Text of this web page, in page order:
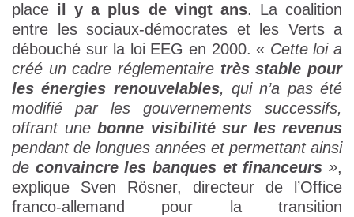
place il y a plus de vingt ans. La coalition
entre les sociaux-démocrates et les Verts a
débouché sur la loi EEG en 2000. « Cette loi a
créé un cadre réglementaire très stable pour
les énergies renouvelables, qui n’a pas été
modifié par les gouvernements successifs,
offrant une bonne visibilité sur les revenus
pendant de longues années et permettant ainsi
de convaincre les banques et financeurs»,
explique Sven Rösner, directeur de l’Office
franco-allemand pour la transition